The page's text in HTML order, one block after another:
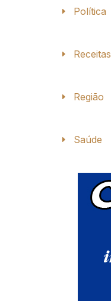
Política
Receitas
Região
Saúde